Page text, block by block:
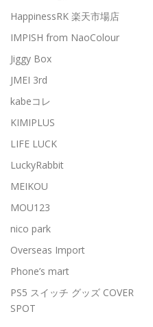
HappinessRK 楽天市場店
IMPISH from NaoColour
Jiggy Box
JMEI 3rd
kabeコレ
KIMIPLUS
LIFE LUCK
LuckyRabbit
MEIKOU
MOU123
nico park
Overseas Import
Phone’s mart
PS5 スイッチ グッズ COVER
SPOT